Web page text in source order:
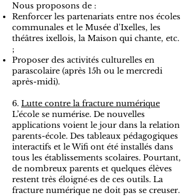
Nous proposons de :
Renforcer les partenariats entre nos écoles
communales et le Musée d'Ixelles, les
théâtres ixellois, la Maison qui chante, etc.
;
Proposer des activités culturelles en
parascolaire (après 15h ou le mercredi
après-midi).
6. Lutte contre la fracture numérique
L’école se numérise. De nouvelles
applications voient le jour dans la relation
parents-école. Des tableaux pédagogiques
interactifs et le Wifi ont été installés dans
tous les établissements scolaires. Pourtant,
de nombreux parents et quelques élèves
restent très éloigné·es de ces outils. La
fracture numérique ne doit pas se creuser.